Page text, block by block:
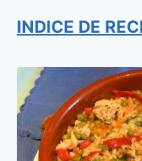
INDICE DE
Paella
de
Atun